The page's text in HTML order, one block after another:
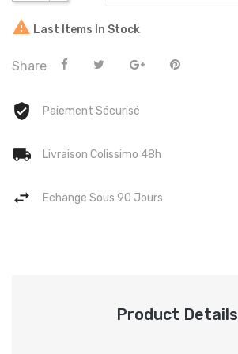
 Last Items In Stock
Share
Paiement Sécurisé
Livraison Colissimo 48h
Echange Sous 90 Jours
Product Details